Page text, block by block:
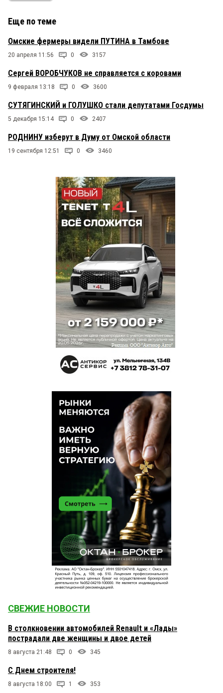
Еще по теме
Омские фермеры видели ПУТИНА в Тамбове
20 апреля 11:56 0 3157
Сергей ВОРОБЧУКОВ не справляется с коровами
9 февраля 13:18 0 3600
СУТЯГИНСКИЙ и ГОЛУШКО стали депутатами Госдумы
5 декабря 15:14 0 2407
РОДНИНУ изберут в Думу от Омской области
19 сентября 12:51 0 3460
СВЕЖИЕ НОВОСТИ
В столкновении автомобилей Renault и «Лады»
пострадали две женщины и двое детей
8 августа 21:48 0 345
С Днем строителя!
8 августа 18:00 1 353